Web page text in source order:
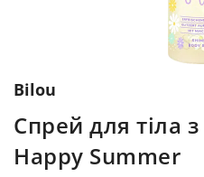
Bilou
Спрей для тіла
Happy Summer